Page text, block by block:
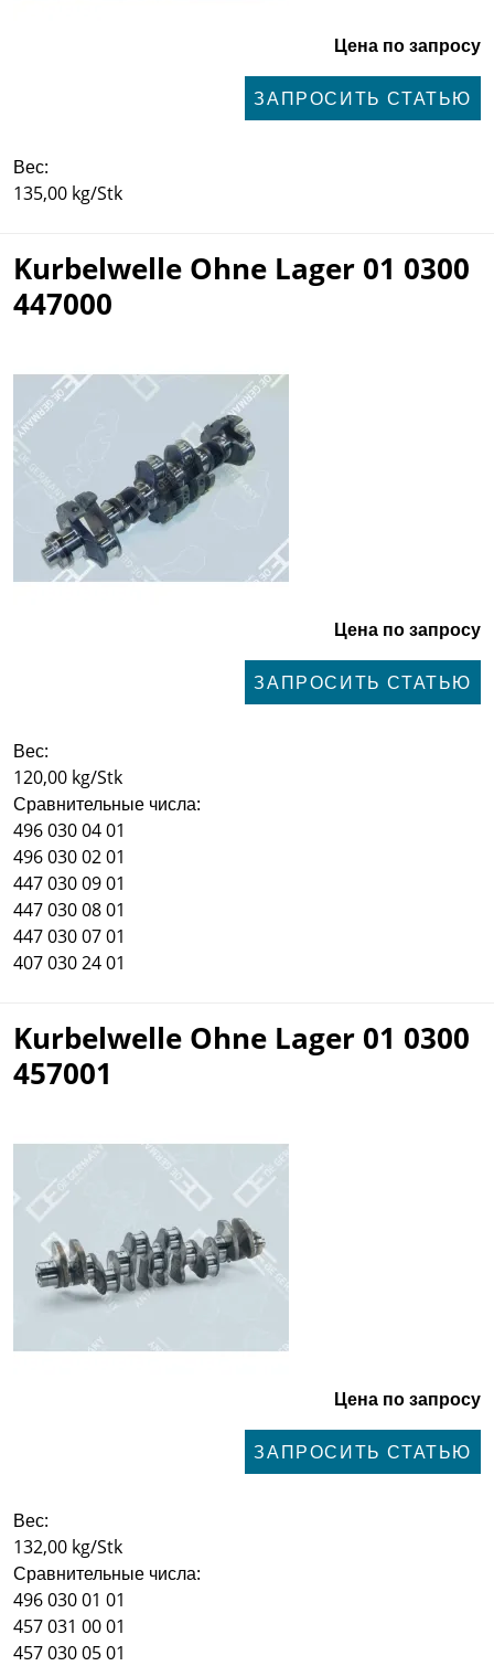
Цена по запросу
ЗАПРОСИТЬ СТАТЬЮ
Вес:
135,00 kg/Stk
Kurbelwelle Ohne Lager 01 0300
447000
Цена по запросу
ЗАПРОСИТЬ СТАТЬЮ
Вес:
120,00 kg/Stk
Сравнительные числа:
496 030 04 01
496 030 02 01
447 030 09 01
447 030 08 01
447 030 07 01
407 030 24 01
Kurbelwelle Ohne Lager 01 0300
457001
Цена по запросу
ЗАПРОСИТЬ СТАТЬЮ
Вес:
132,00 kg/Stk
Сравнительные числа:
496 030 01 01
457 031 00 01
457 030 05 01